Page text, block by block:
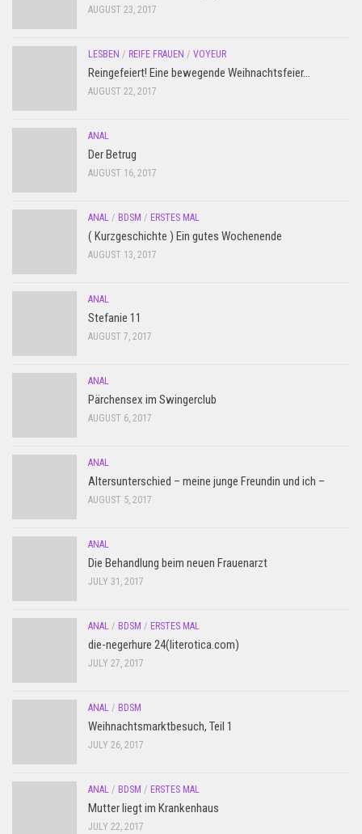
AUGUST 23, 2017
LESBEN / REIFE FRAUEN / VOYEUR
Reingefeiert! Eine bewegende Weihnachtsfeier…
AUGUST 22, 2017
ANAL
Der Betrug
AUGUST 16, 2017
ANAL / BDSM / ERSTES MAL
( Kurzgeschichte ) Ein gutes Wochenende
AUGUST 13, 2017
ANAL
Stefanie 11
AUGUST 7, 2017
ANAL
Pärchensex im Swingerclub
AUGUST 6, 2017
ANAL
Altersunterschied – meine junge Freundin und ich –
AUGUST 5, 2017
ANAL
Die Behandlung beim neuen Frauenarzt
JULY 31, 2017
ANAL / BDSM / ERSTES MAL
die-negerhure 24(literotica.com)
JULY 27, 2017
ANAL / BDSM
Weihnachtsmarktbesuch, Teil 1
JULY 26, 2017
ANAL / BDSM / ERSTES MAL
Mutter liegt im Krankenhaus
JULY 22, 2017